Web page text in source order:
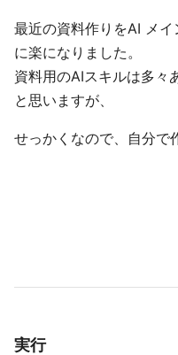
最近の資料作りをAI メ
に楽になりました。
資料用のAIスキルは多々
と思いますが、
せっかくなので、自分で
実行